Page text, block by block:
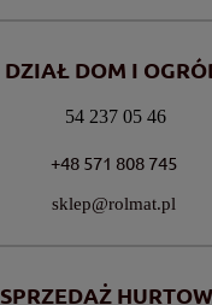
DZIAŁ DOM I
54 237 05 46
+48 571 808 745
sklep@rolmat.pl
SPRZEDAŻ